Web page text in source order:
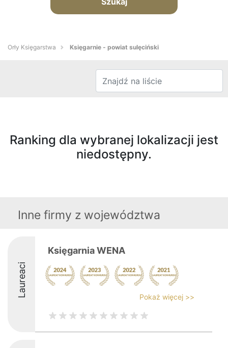
Orły Księgarstwa Księgarnie - powiat sulęciński
Ranking dla wybranej lokalizacji jest
niedostępny.
Inne firmy z województwa
Laureaci
Księgarnia WENA
Pokaż więcej >>